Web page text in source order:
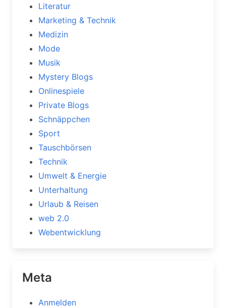
Literatur
Marketing & Technik
Medizin
Mode
Musik
Mystery Blogs
Onlinespiele
Private Blogs
Schnäppchen
Sport
Tauschbörsen
Technik
Umwelt & Energie
Unterhaltung
Urlaub & Reisen
web 2.0
Webentwicklung
Meta
Anmelden